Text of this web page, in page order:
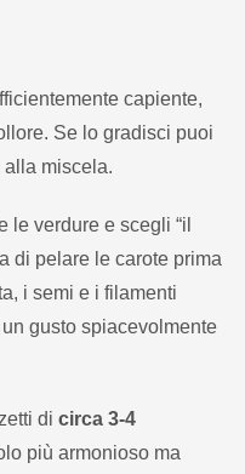
capiente,
Se lo gradisci puoi
miscela.
le verdure e scegli “il
di pelare le carote prima
i semi e i filamenti
gusto spiacevolmente
di circa 3-4
più armonioso ma